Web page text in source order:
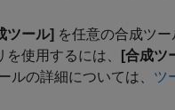
ツール] を任意の合成ツ
使用するには、
[合成ツ
ルの詳細については、 ツ